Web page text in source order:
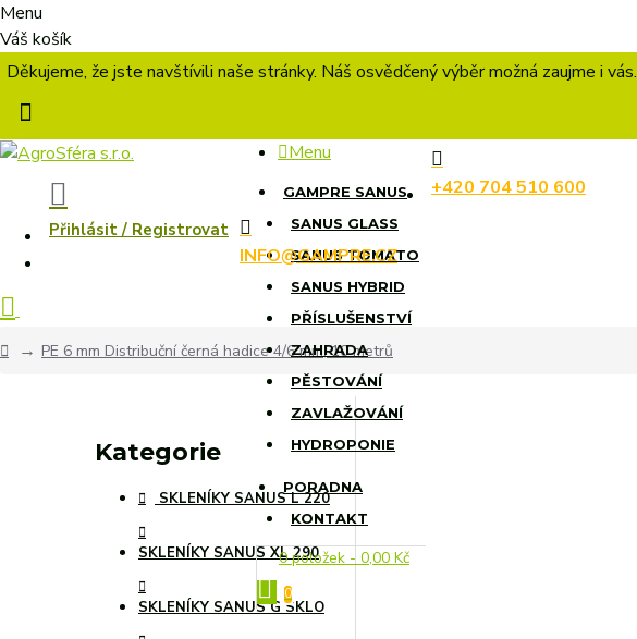
Menu
Váš košík
Děkujeme, že jste navštívili naše stránky. Náš osvědčený výběr možná zaujme i vás.
Přihlásit / Registrovat
Menu
GAMPRE SANUS
SANUS GLASS
SANUS TOMATO
SANUS HYBRID
PŘÍSLUŠENSTVÍ
ZAHRADA
PĚSTOVÁNÍ
ZAVLAŽOVÁNÍ
HYDROPONIE
PORADNA
KONTAKT
0 položek - 0,00 Kč
0
+420 704 510 600
INFO@GAMPRE.CZ
PE 6 mm Distribuční černá hadice 4/6 mm, 10 metrů
Kategorie
SKLENÍKY SANUS L 220
SKLENÍKY SANUS XL 290
SKLENÍKY SANUS G SKLO